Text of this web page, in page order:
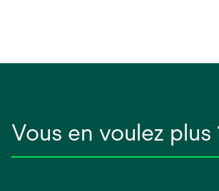
Vous en voulez plus